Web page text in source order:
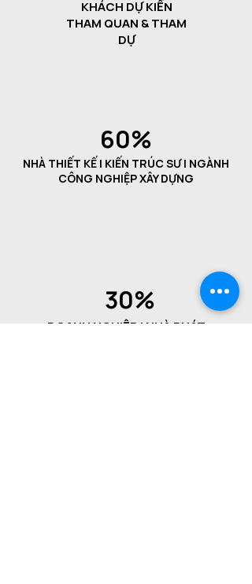
KHÁCH DỰ KIẾN
THAM QUAN & THAM
DỰ
60%
NHÀ THIẾT KẾ | KIẾN TRÚC SƯ | NGÀNH
CÔNG NGHIỆP XÂY DỰNG
30%
DOANH NGHIỆP | NHÀ PHÁT